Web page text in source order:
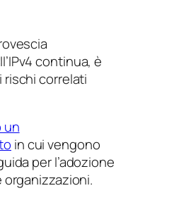
continua, è
correlati
un
in cui vengono
per l’adozione
organizzazioni.